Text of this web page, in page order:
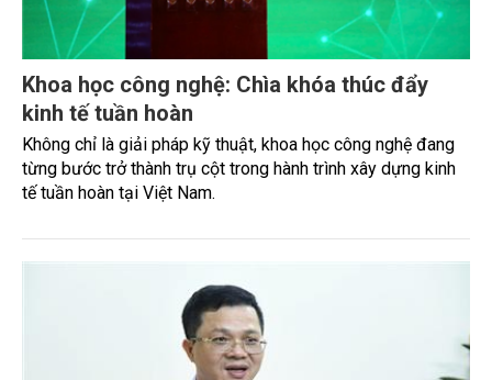
Khoa học công nghệ: Chìa khóa thúc đẩy
kinh tế tuần hoàn
Không chỉ là giải pháp kỹ thuật, khoa học công nghệ đang
từng bước trở thành trụ cột trong hành trình xây dựng kinh
tế tuần hoàn tại Việt Nam.